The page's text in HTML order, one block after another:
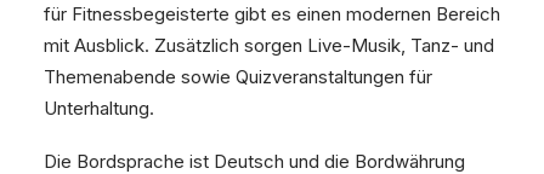
für Fitnessbegeisterte gibt es einen modernen Bereich
mit Ausblick. Zusätzlich sorgen Live-Musik, Tanz- und
Themenabende sowie Quizveranstaltungen für
Unterhaltung.
Die Bordsprache ist Deutsch und die Bordwährung